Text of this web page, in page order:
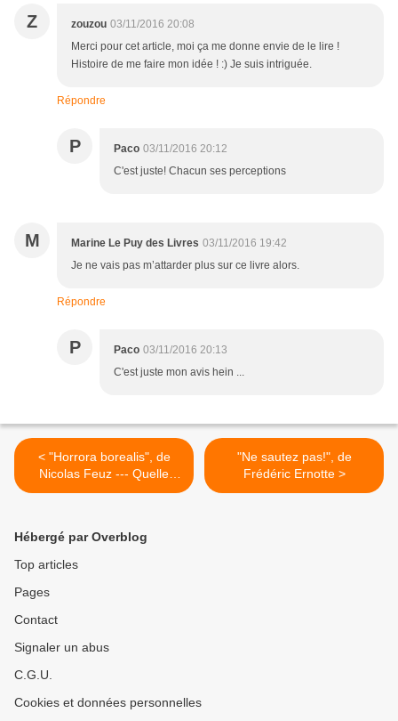
Z zouzou 03/11/2016 20:08
Merci pour cet article, moi ça me donne envie de le lire !
Histoire de me faire mon idée ! :) Je suis intriguée.
Répondre
P Paco 03/11/2016 20:12
C'est juste! Chacun ses perceptions
M Marine Le Puy des Livres 03/11/2016 19:42
Je ne vais pas m’attarder plus sur ce livre alors.
Répondre
P Paco 03/11/2016 20:13
C'est juste mon avis hein ...
< "Horrora borealis", de
Nicolas Feuz --- Quelle
claque monumentale!
"Ne sautez pas!", de
Frédéric Ernotte >
Hébergé par Overblog
Top articles
Pages
Contact
Signaler un abus
C.G.U.
Cookies et données personnelles